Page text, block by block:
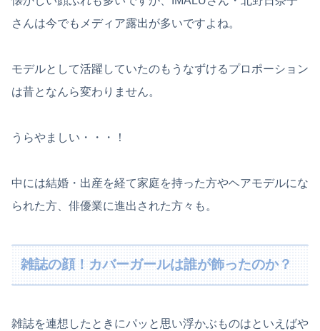
さんは今でもメディア露出が多いですよね。
モデルとして活躍していたのもうなずけるプロポーション
は昔となんら変わりません。
うらやましい・・・！
中には結婚・出産を経て家庭を持った方やヘアモデルにな
られた方、俳優業に進出された方々も。
雑誌の顔！カバーガールは誰が飾ったのか？
雑誌を連想したときにパッと思い浮かぶものはといえばや